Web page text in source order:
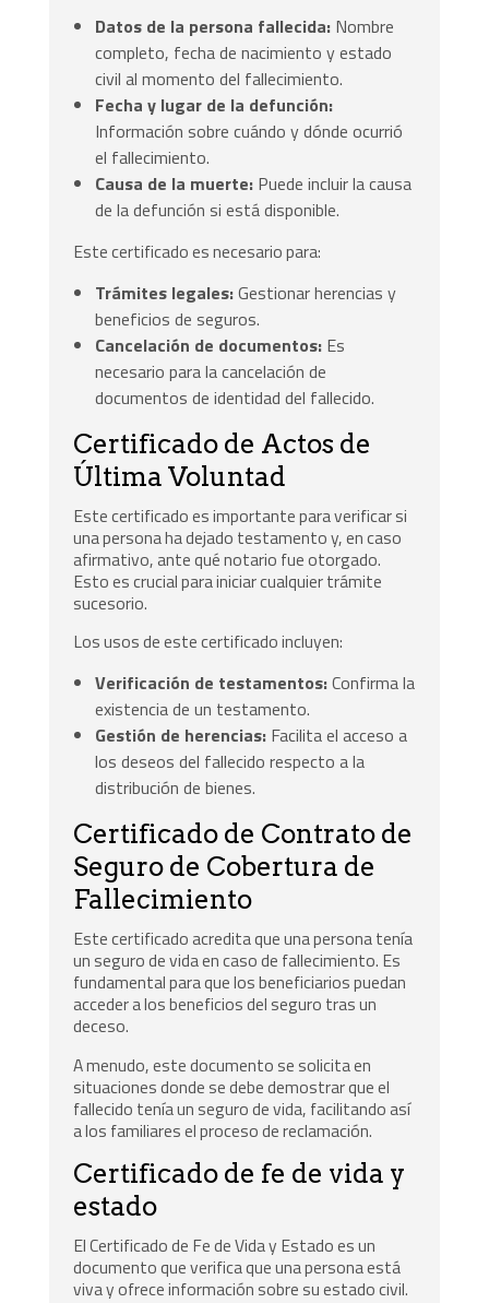
Datos de la persona fallecida: Nombre
completo, fecha de nacimiento y estado
civil al momento del fallecimiento.
Fecha y lugar de la defunción:
Información sobre cuándo y dónde ocurrió
el fallecimiento.
Causa de la muerte: Puede incluir la causa
de la defunción si está disponible.
Este certificado es necesario para:
Trámites legales:Gestionar herencias y
beneficios de seguros.
Cancelación de documentos: Es
necesario para la cancelación de
documentos de identidad del fallecido.
Certificado de Actos de
Última Voluntad
Este certificado es importante para verificar si
una persona ha dejado testamento y, en caso
afirmativo, ante qué notario fue otorgado.
Esto es crucial para iniciar cualquier trámite
sucesorio.
Los usos de este certificado incluyen:
Verificación de testamentos:Confirma la
existencia de un testamento.
Gestión de herencias: Facilita el acceso a
los deseos del fallecido respecto a la
distribución de bienes.
Certificado de Contrato de
Seguro de Cobertura de
Fallecimiento
Este certificado acredita que una persona tenía
un seguro de vida en caso de fallecimiento. Es
fundamental para que los beneficiarios puedan
acceder a los beneficios del seguro tras un
deceso.
A menudo, este documento se solicita en
situaciones donde se debe demostrar que el
fallecido tenía un seguro de vida, facilitando así
a los familiares el proceso de reclamación.
Certificado de fe de vida y
estado
El Certificado de Fe de Vida y Estado es un
documento que verifica que una persona está
viva y ofrece información sobre su estado civil.